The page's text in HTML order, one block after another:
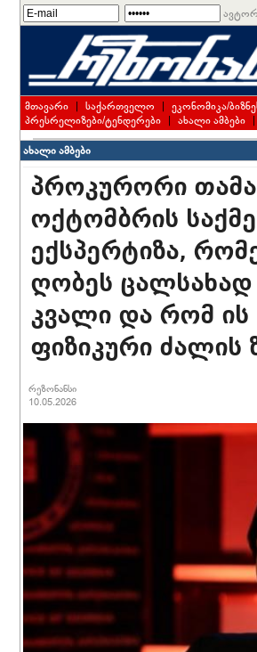
მთავარი | საქართველო | ეკონომიკა/
პრესრელიზები/ტენდერები | ახალი ამბები |
ახალი ამბები
პროკურორი
ოქტომბრის
ექსპერტიზა,
ღობეს ცალსახად
კვალი და რომ ის
ფიზიკური ძალის
რეზონანსი
10.05.2026